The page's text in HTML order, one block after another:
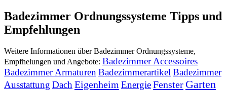
Badezimmer Ordnungssysteme Tipps und
Empfehlungen
Weitere Informationen über Badezimmer Ordnungssysteme,
Empfhelungen und Angebote: Badezimmer Accessoires
Badezimmer Armaturen Badezimmerartikel Badezimmer
Ausstattung Dach Eigenheim EnergieFenster Garten